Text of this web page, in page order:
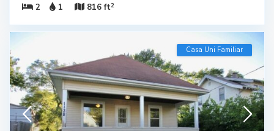
2
1 816 ft2
Casa Uni Familiar